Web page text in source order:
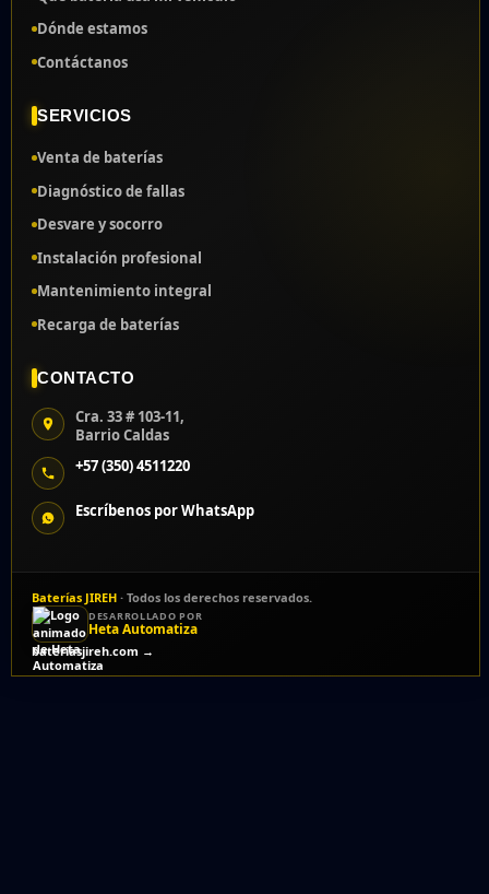
Dónde estamos
Contáctanos
SERVICIOS
Venta de baterías
Diagnóstico de fallas
Desvare y socorro
Instalación profesional
Mantenimiento integral
Recarga de baterías
CONTACTO
Cra. 33 # 103-11,
Barrio Caldas
+57 (350) 4511220
Escríbenos por WhatsApp
Baterías JIREH · Todos los derechos reservados.
DESARROLLADO POR
Heta Automatiza
bateriasjireh.com →